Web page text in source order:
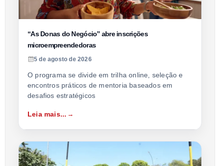
“As Donas do Negócio” abre inscrições
microempreendedoras
5 de agosto de 2026
O programa se divide em trilha online, seleção e
encontros práticos de mentoria baseados em
desafios estratégicos
Leia mais...